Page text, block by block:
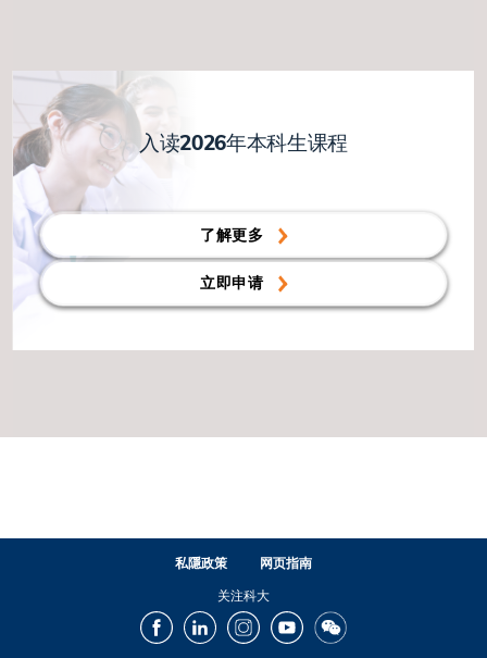
入读2026年本科生课程
了解更多
立即申请
私隱政策
网页指南
关注科大
FacebookLinkedInInstagramYoutubeWechat